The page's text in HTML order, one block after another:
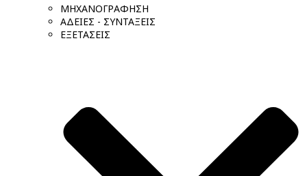
ΜΗΧΑΝΟΓΡΑΦΗΣΗ
ΑΔΕΙΕΣ - ΣΥΝΤΑΞΕΙΣ
ΕΞΕΤΑΣΕΙΣ